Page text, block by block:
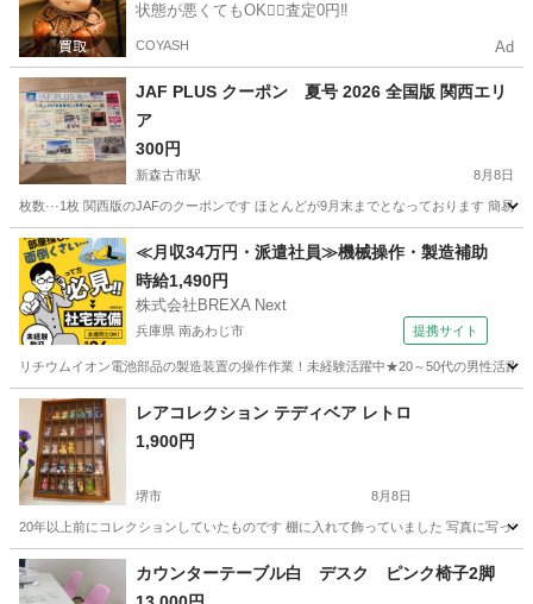
状態が悪くてもOK🙆‍♀️査定0円‼️
COYASH Ad
JAF PLUS クーポン 夏号 2026 全国版 関西エリ
ア
300円
新森古市駅 8月8日
枚数···1枚 関西版のJAFのクーポンです ほとんどが9月末までとなっております 簡易
大阪 大阪市 新森古市駅 その他 JAF
≪月収34万円・派遣社員≫機械操作・製造補助
時給1,490円
株式会社BREXA Next
兵庫県 南あわじ市 提携サイト
リチウムイオン電池部品の製造装置の操作作業！未経験活躍中★20～50代の男性活
兵庫 南あわじ市 その他
レアコレクション テディベア レトロ
1,900円
堺市 8月8日
20年以上前にコレクションしていたものです 棚に入れて飾っていました 写真に写っ
大阪 堺市 その他 テディベア
カウンターテーブル白 デスク ピンク椅子2脚